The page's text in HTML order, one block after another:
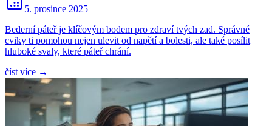
5. prosince 2025
Bederní páteř je klíčovým bodem pro zdraví tvých zad. Správné
cviky ti pomohou nejen ulevit od napětí a bolesti, ale také posílit
hluboké svaly, které páteř chrání.
číst více →